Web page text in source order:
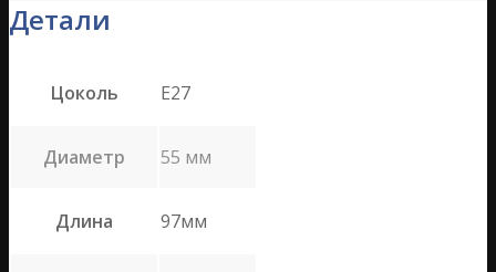
Детали
Цоколь E27
Диаметр 55 мм
Длина 97мм